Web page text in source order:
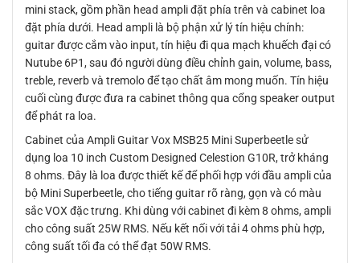
mini stack, gồm phần head ampli đặt phía trên và cabinet loa
đặt phía dưới. Head ampli là bộ phận xử lý tín hiệu chính:
guitar được cắm vào input, tín hiệu đi qua mạch khuếch đại có
Nutube 6P1, sau đó người dùng điều chỉnh gain, volume, bass,
treble, reverb và tremolo để tạo chất âm mong muốn. Tín hiệu
cuối cùng được đưa ra cabinet thông qua cổng speaker output
để phát ra loa.
Cabinet của Ampli Guitar Vox MSB25 Mini Superbeetle sử
dụng loa 10 inch Custom Designed Celestion G10R, trở kháng
8 ohms. Đây là loa được thiết kế để phối hợp với đầu ampli của
bộ Mini Superbeetle, cho tiếng guitar rõ ràng, gọn và có màu
sắc VOX đặc trưng. Khi dùng với cabinet đi kèm 8 ohms, ampli
cho công suất 25W RMS. Nếu kết nối với tải 4 ohms phù hợp,
công suất tối đa có thể đạt 50W RMS.